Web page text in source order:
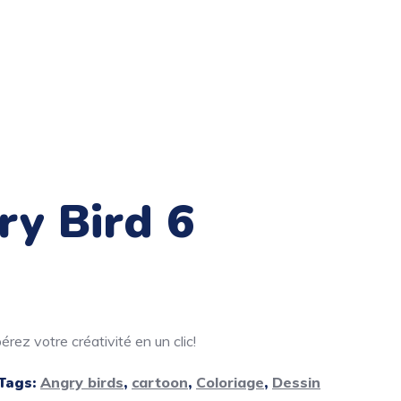
Bird 6
votre créativité en un clic!
Angry birds, cartoon, Coloriage, Dessin